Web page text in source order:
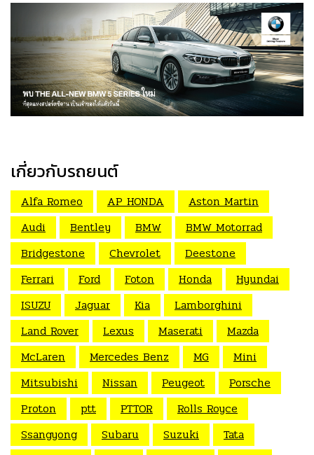
เกี่ยวกับรถยนต์
Alfa Romeo AP HONDA
Aston Martin
Audi
Bentley BMW
BMW Motorrad
Bridgestone
Chevrolet
Deestone
Ferrari
Ford Foton Honda
Hyundai
ISUZU
Jaguar Kia
Lamborghini
Land Rover
Lexus Maserati
Mazda
McLaren
Mercedes Benz MG
Mini
Mitsubishi
Nissan Peugeot
Porsche
Proton
ptt PTTOR
Rolls Royce
Ssangyong
Subaru Suzuki
Tata